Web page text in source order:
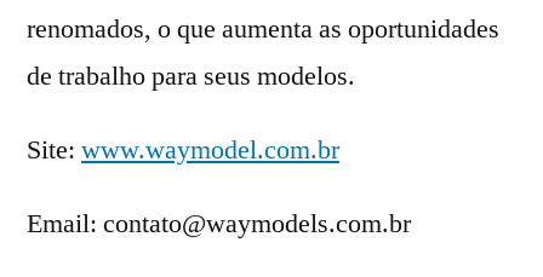
renomados, o que aumenta as oportunidades
de trabalho para seus modelos.
Site: www.waymodel.com.br
Email: contato@waymodels.com.br